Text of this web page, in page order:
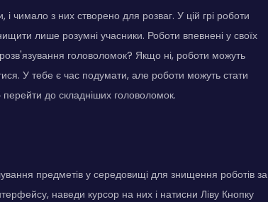
з них створено для розваг. У цій грі роботи
лише розумні учасники. Роботи впевнені у своїх
головоломок? Якщо ні, роботи можуть
У тебе є час подумати, але роботи можуть стати
до складніших головоломок.
предметів у середовищі для знищення роботів за
наведи курсор на них і натисни Ліву Кнопку